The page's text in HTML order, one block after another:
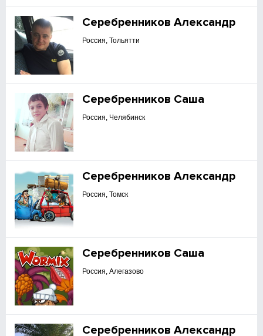
Серебренников Александр
Россия, Тольятти
Серебренников Саша
Россия, Челябинск
Серебренников Александр
Россия, Томск
Серебренников Саша
Россия, Алегазово
Серебренников Александр